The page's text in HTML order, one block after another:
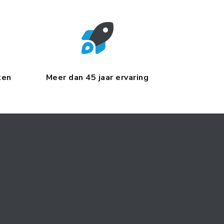
Meer dan 45 jaar ervaring